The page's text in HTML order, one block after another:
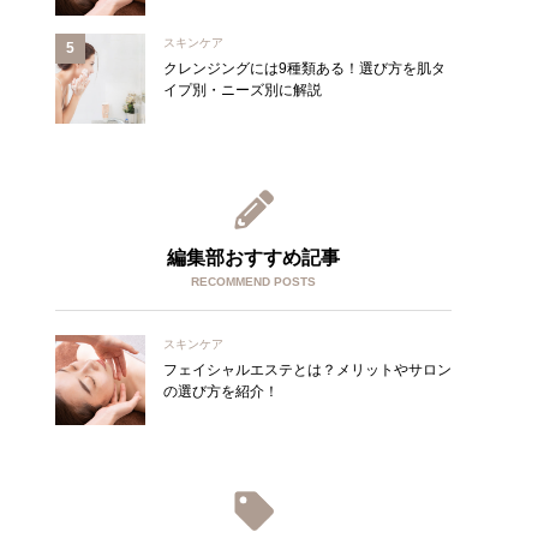
スキンケア
クレンジングには9種類ある！選び方を肌タ
イプ別・ニーズ別に解説
編集部おすすめ記事
RECOMMEND POSTS
スキンケア
フェイシャルエステとは？メリットやサロン
の選び方を紹介！